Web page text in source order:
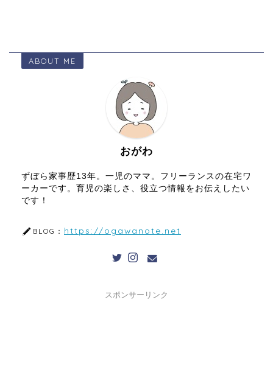
ABOUT ME
おがわ
ずぼら家事歴13年。一児のママ。フリーランスの在宅ワ
ーカーです。育児の楽しさ、役立つ情報をお伝えしたい
です！
BLOG： https://ogawanote.net
スポンサーリンク